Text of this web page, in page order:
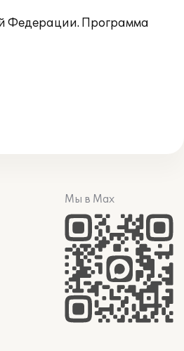
Федерации. Программа
Мы в Max